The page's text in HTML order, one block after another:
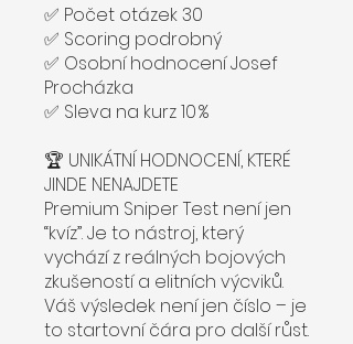
✅ Počet otázek 30
✅ Scoring podrobný
✅ Osobní hodnocení Josef
Procházka
✅ Sleva na kurz 10 %
🏆 UNIKÁTNÍ HODNOCENÍ, KTERÉ
JINDE NENAJDETE
Premium Sniper Test není jen
“kvíz”. Je to nástroj, který
vychází z reálných bojových
zkušeností a elitních výcviků.
Váš výsledek není jen číslo – je
to startovní čára pro další růst.